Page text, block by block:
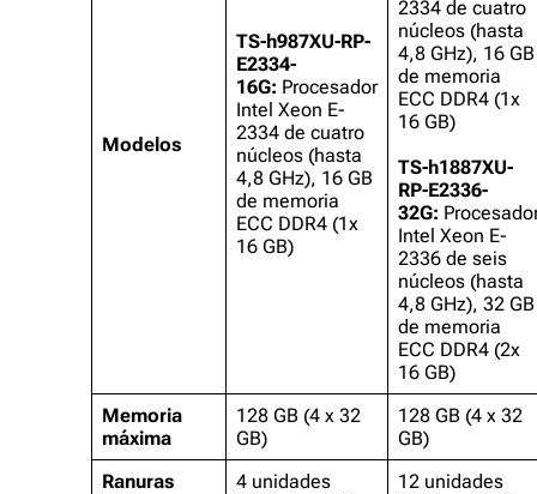
Modelos
TS-h987XU-RP-
E2334-
16G: Procesador
Intel Xeon E-
2334 de cuatro
núcleos (hasta
4,8 GHz), 16 GB
de memoria
ECC DDR4 (1x
16 GB)
2334 de cuatro
núcleos (hasta
4,8 GHz), 16 GB
de memoria
ECC DDR4 (1x
16 GB)
TS-h1887XU-
RP-E2336-
32G:
Intel Xeon E-
2336 de seis
núcleos (hasta
4,8 GHz), 32 GB
de memoria
ECC DDR4 (2x
16 GB)
Memoria
máxima
128 GB (4 x 32
GB)
128 GB (4 x 32
GB)
Ranuras
4 unidades
12 unidades